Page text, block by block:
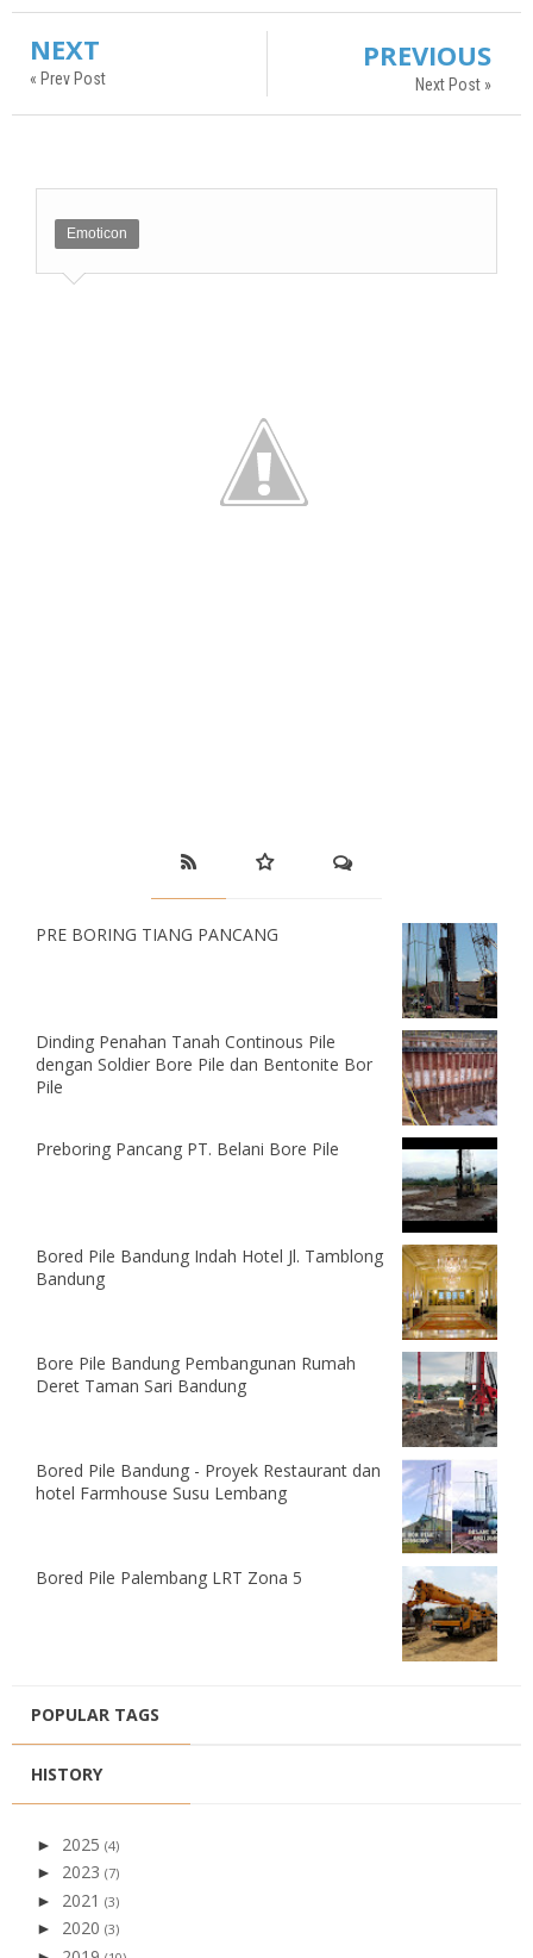
NEXT
« Prev Post
PREVIOUS
Next Post »
Emoticon
PRE BORING TIANG PANCANG
Dinding Penahan Tanah Continous Pile
dengan Soldier Bore Pile dan Bentonite Bor
Pile
Preboring Pancang PT. Belani Bore Pile
Bored Pile Bandung Indah Hotel Jl. Tamblong
Bandung
Bore Pile Bandung Pembangunan Rumah
Deret Taman Sari Bandung
Bored Pile Bandung - Proyek Restaurant dan
hotel Farmhouse Susu Lembang
Bored Pile Palembang LRT Zona 5
POPULAR TAGS
HISTORY
► 2025 (4)
► 2023 (7)
► 2021 (3)
► 2020 (3)